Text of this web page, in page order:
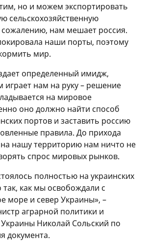
но и можем экспортировать
сельскохозяйственную
нам мешает россия.
наши порты, поэтому
мир.
определенный имидж,
играет нам на руку – решение
на мировое
оно должно найти способ
портов и заставить россию
правила. До прихода
на нашу территорию нам ничто не
спрос мировых рынков.
полностью на украинских
так, как мы освобождали с
море и север Украины», –
аграрной политики и
Николай Сольский по
документа.